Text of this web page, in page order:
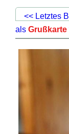
<< Letztes
alsGrußkarte